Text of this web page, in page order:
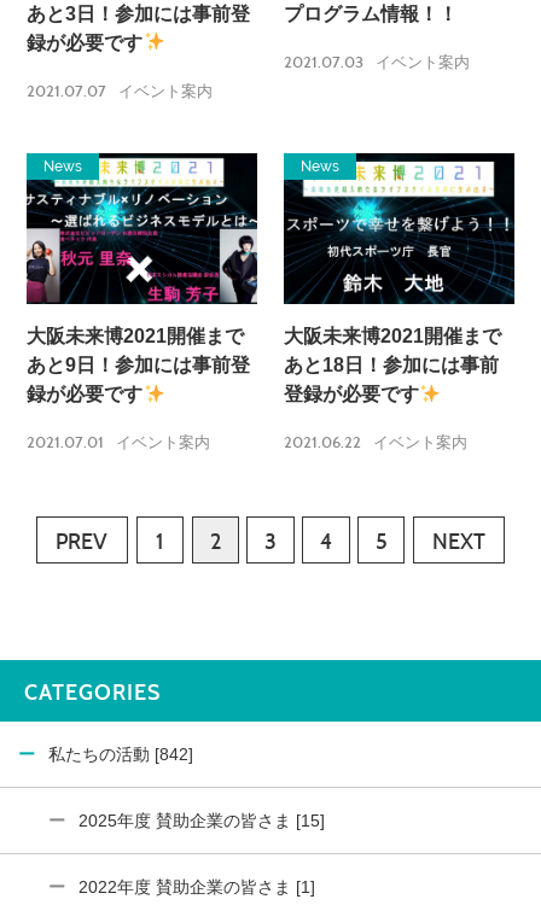
あと3日！参加には事前登
録が必要です
2021.07.07 イベント案内
プログラム情報！！
2021.07.03 イベント案内
News
大阪未来博2021開催まで
あと9日！参加には事前登
録が必要です
2021.07.01 イベント案内
News
大阪未来博2021開催まで
あと18日！参加には事前
登録が必要です
2021.06.22 イベント案内
PREV 1 2 3 4 5 NEXT
CATEGORIES
私たちの活動 [842]
2025年度 賛助企業の皆さま [15]
2022年度 賛助企業の皆さま [1]